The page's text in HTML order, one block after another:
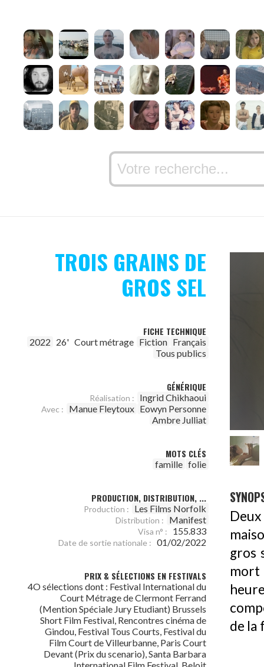
TROIS GRAINS DE
GROS SEL
FICHE TECHNIQUE
2022 26' Court métrage Fiction Français
Tous publics
GÉNÉRIQUE
Réalisation : Ingrid Chikhaoui
Avec : Manue Fleytoux Eowyn Personne
Ambre Julliat
MOTS CLÉS
famille folie
PRODUCTION, DISTRIBUTION, ...
Production : Les Films Norfolk
Distribution : Manifest
Visa n° : 155.833
Date de sortie nationale : 01/02/2022
PRIX & SÉLECTIONS EN FESTIVALS
4O sélections dont : Festival International du
Court Métrage de Clermont Ferrand
(Mention Spéciale Jury Etudiant) Brussels
Short Film Festival, Rencontres cinéma de
Gindou, Festival Tous Courts, Festival du
Film Court de Villeurbanne, Paris Court
Devant (Prix du scenario), Santa Barbara
gros
mort
de la